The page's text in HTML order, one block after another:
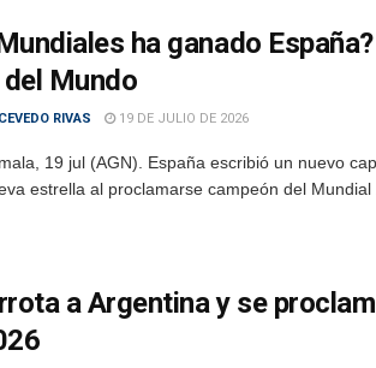
ha ganado
del Mundo
RIVAS 19 DE JULIO DE 2026
19 jul (AGN). España escribió un nuevo
estrella al proclamarse campeón del Mundial
a Argentina y se